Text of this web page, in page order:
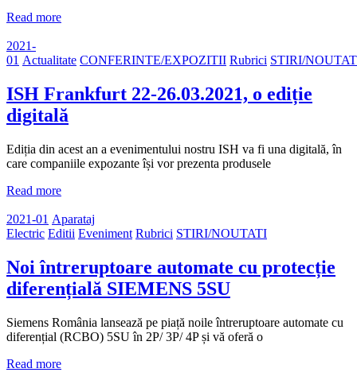
Read more
2021-
01 Actualitate CONFERINTE/EXPOZITII Rubrici STIRI/
ISH Frankfurt 22-26.03.2021, o ediție
digitală
Ediția din acest an a evenimentului nostru ISH va fi una digitală, în
care companiile expozante își vor prezenta produsele
Read more
2021-01 Aparataj
Electric Editii Eveniment Rubrici STIRI/NOUTATI
Noi întreruptoare automate cu protecție
diferențială SIEMENS 5SU
Siemens România lansează pe piață noile întreruptoare automate cu
diferențial (RCBO) 5SU în 2P/ 3P/ 4P și vă oferă o
Read more